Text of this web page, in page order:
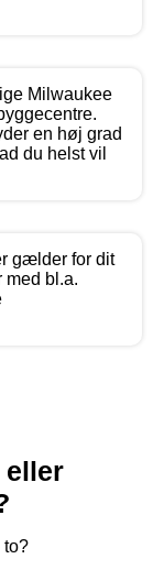
Milwaukee
en høj grad
du helst vil
gælder for dit
med bl.a.
eller
to?